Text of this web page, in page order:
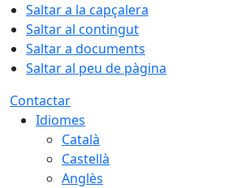
Saltar a la capçalera
Saltar al contingut
Saltar a documents
Saltar al peu de pàgina
Contactar
Idiomes
Català
Castellà
Anglès